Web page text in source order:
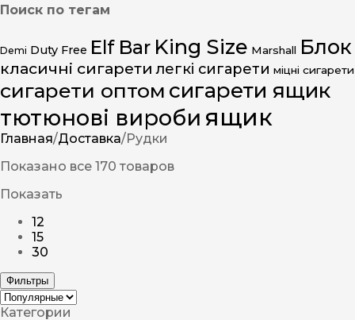
Поиск по тегам
Demi Duty Free Elf Bar King Size Marshall Блок
класичні сигарети легкі сигарети міцні сигарети
сигарети оптом сигарети ящик
тютюнові вироби ящик
Главная/Доставка/Рудки
Показано все 170 товаров
Показать
12
15
30
Фильтры
Категории